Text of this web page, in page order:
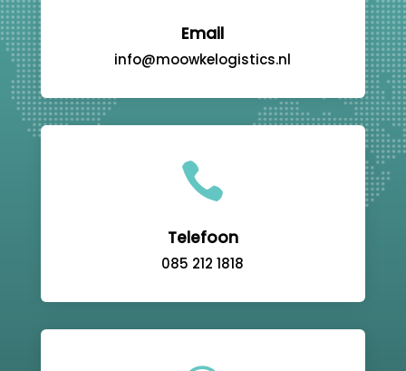
Email
info@moowkelogistics.nl

Telefoon
085 212 1818